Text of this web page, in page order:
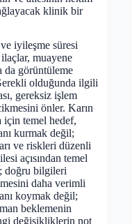
klinik bir
ve iyileşme süresi
ilaçlar, muayene
da görüntüleme
olduğunda ilgili
gereksiz işlem
önler. Karın
için temel hedef,
kurmak değil;
ve riskleri düzenli
açısından temel
doğru bilgileri
daha verimli
koymak değil;
beklemenin
değişikliklerin not